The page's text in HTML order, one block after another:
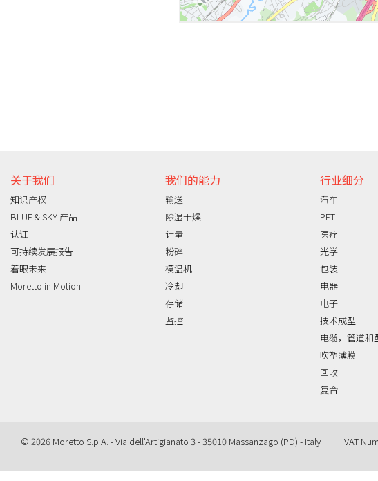
关于我们
知识产权
BLUE & SKY 产品
认证
可持续发展报告
着眼未来
Moretto in Motion
我们的能力
输送
除湿干燥
计量
粉碎
模温机
冷却
存储
监控
行业细分
汽车
PET
医疗
光学
包装
电器
电子
技术成型
电缆，管道和
吹塑薄膜
回收
复合
© 2026 Moretto S.p.A. - Via dell'Artigianato 3 - 35010 Massanzago (PD) - Italy VAT